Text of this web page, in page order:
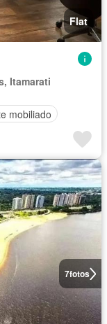
Flat
Itamarati
mobiliado
7fotos